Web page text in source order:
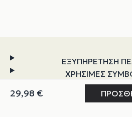
ΕΞΥΠΗΡΕΤΗΣΗ
ΧΡΗΣΙΜΕΣ
Ο